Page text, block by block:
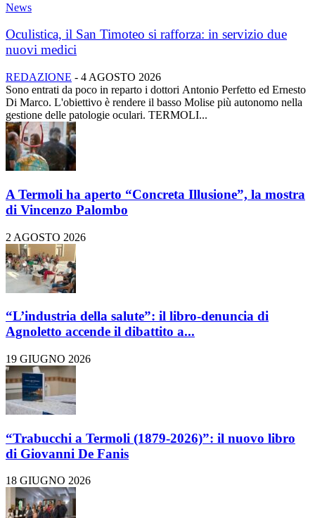
News
Oculistica, il San Timoteo si rafforza: in servizio due
nuovi medici
REDAZIONE - 4 AGOSTO 2026
Sono entrati da poco in reparto i dottori Antonio Perfetto ed Ernesto
Di Marco. L'obiettivo è rendere il basso Molise più autonomo nella
gestione delle patologie oculari. TERMOLI...
A Termoli ha aperto “Concreta Illusione”, la mostra
di Vincenzo Palombo
2 AGOSTO 2026
“L’industria della salute”: il libro-denuncia di
Agnoletto accende il dibattito a...
19 GIUGNO 2026
“Trabucchi a Termoli (1879-2026)”: il nuovo libro
di Giovanni De Fanis
18 GIUGNO 2026